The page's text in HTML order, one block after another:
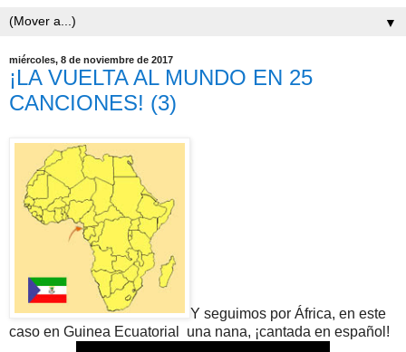
▼
miércoles, 8 de noviembre de 2017
¡LA VUELTA AL MUNDO EN 25
CANCIONES! (3)
Y seguimos por África, en este
caso en Guinea Ecuatorial una nana, ¡cantada en español!